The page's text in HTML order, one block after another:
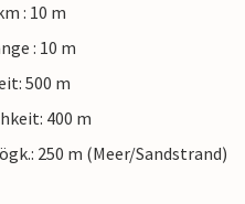
: 10 m
: 10 m
500 m
400 m
250 m (Meer/Sandstrand)